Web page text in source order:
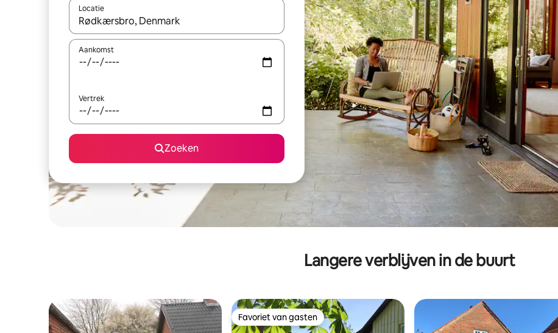
Locatie
Wanneer er resultaten beschikbaar zijn, maak je een keuze met je de pijltjestoetsen omhoog en omlaag, óf door te tikken
Aankomst
Vertrek
Zoeken
Langere verblijven in de buurt
Favoriet van gasten
Favoriet van gasten